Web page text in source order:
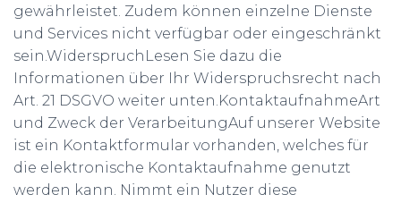
gewährleistet. Zudem können einzelne Dienste
und Services nicht verfügbar oder eingeschränkt
sein.WiderspruchLesen Sie dazu die
Informationen über Ihr Widerspruchsrecht nach
Art. 21 DSGVO weiter unten.KontaktaufnahmeArt
und Zweck der VerarbeitungAuf unserer Website
ist ein Kontaktformular vorhanden, welches für
die elektronische Kontaktaufnahme genutzt
werden kann. Nimmt ein Nutzer diese